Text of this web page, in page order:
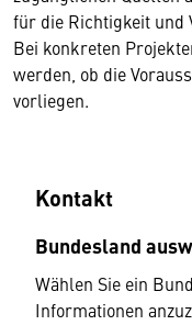
für die Richtigkeit und
Bei konkreten
werden, ob die
vorliegen.
Kontakt
Bundesland
Wählen Sie ein
Informationen